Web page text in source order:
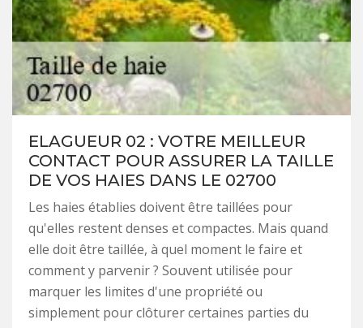
ELAGUEUR 02 : VOTRE MEILLEUR
CONTACT POUR ASSURER LA TAILLE
DE VOS HAIES DANS LE 02700
Les haies établies doivent être taillées pour
qu'elles restent denses et compactes. Mais quand
elle doit être taillée, à quel moment le faire et
comment y parvenir ? Souvent utilisée pour
marquer les limites d'une propriété ou
simplement pour clôturer certaines parties du